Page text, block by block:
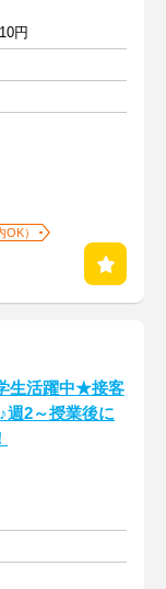
円
）
生活躍中★接客
週2～授業後に